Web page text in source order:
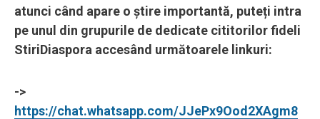
atunci când apare o știre importantă, puteți intra
pe unul din grupurile de dedicate cititorilor fideli
StiriDiaspora accesând următoarele linkuri:
->
https://chat.whatsapp.com/JJePx9Ood2XAgm8